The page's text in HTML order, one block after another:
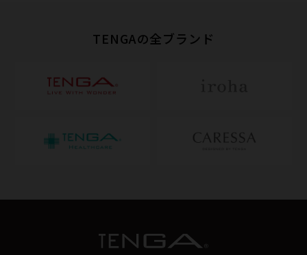
TENGAの全ブランド